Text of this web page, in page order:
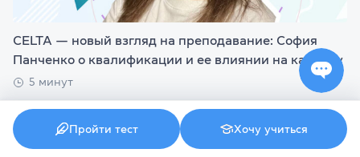
CELTA — новый взгляд на преподавание: София
Панченко о квалификации и ее влиянии на карьеру
5 минут
Пройти тест Хочу учиться